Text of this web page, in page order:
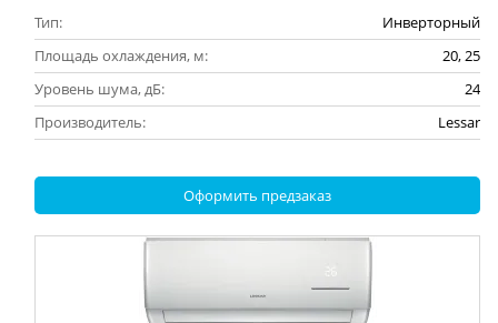
Тип:
Инверторный
Площадь охлаждения, м:
20, 25
Уровень шума, дБ:
24
Производитель:
Lessar
Оформить предзаказ